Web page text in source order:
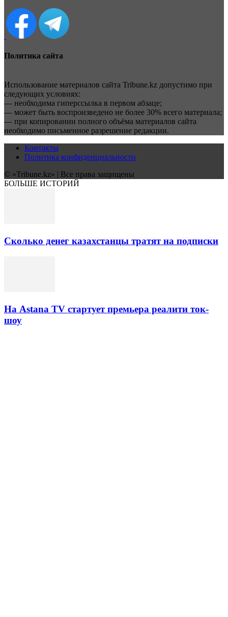
Политика сайта
Использование материалов сайта Tribune.kz допустимо при
следующих условиях:
— необходима гиперссылка в первом абзаце;
— может быть воспроизведено не более 30% всего материала;
— при копировании полного объёма материалов сайта
необходимо письменное разрешение редакции.
Контакты
Политика конфиденциальности
© «Tribune.kz» | Все права защищены
БОЛЬШЕ ИСТОРИЙ
Сколько денег казахстанцы тратят на подписки
На Astana TV стартует премьера реалити ток-
шоу